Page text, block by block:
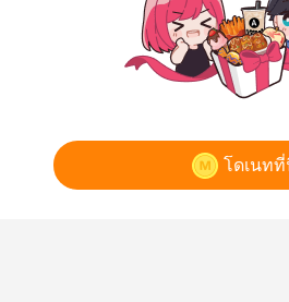
โดเนท